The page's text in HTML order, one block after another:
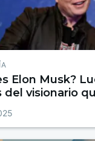
Elon Musk?
del visionario